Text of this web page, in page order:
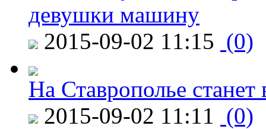
девушки машину
2015-09-02 11:15 (0)
На Ставрополье
2015-09-02 11:11 (0)